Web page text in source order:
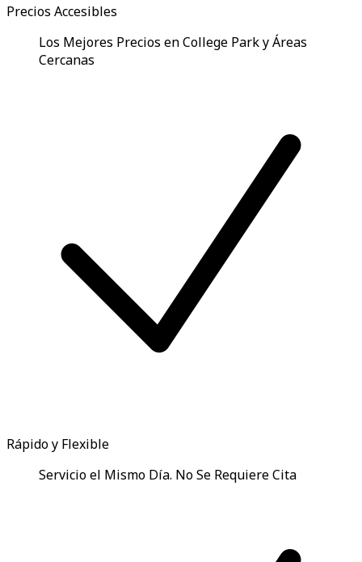
Precios Accesibles
Los Mejores Precios en College Park y Áreas
Cercanas
Rápido y Flexible
Servicio el Mismo Día. No Se Requiere Cita